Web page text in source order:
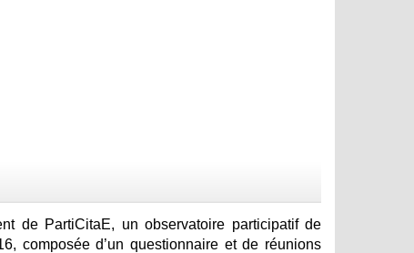
de PartiCitaE, un observatoire participatif de
composée d’un questionnaire et de réunions